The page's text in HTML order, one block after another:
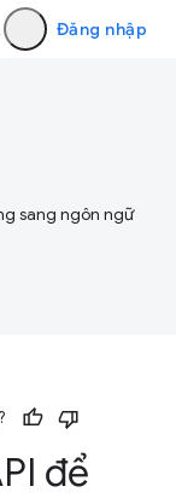
Đăng nhập
sang ngôn ngữ
để